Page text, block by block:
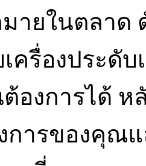
มายในตลา
ครื่องประดั
งการได้ ห
การของคุณ